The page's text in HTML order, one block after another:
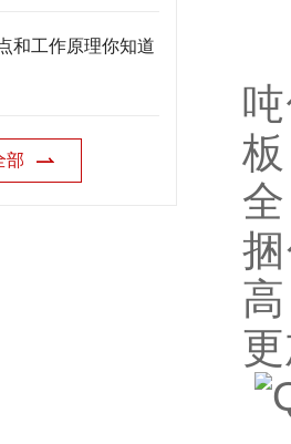
和工作原理你知道
部